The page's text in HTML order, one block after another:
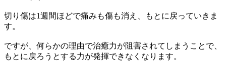
切り傷は1週間ほどで痛みも傷も消え、もとに戻っていきま
す。
ですが、何らかの理由で治癒力が阻害されてしまうことで、
もとに戻ろうとする力が発揮できなくなります。